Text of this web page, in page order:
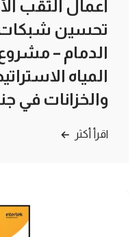
أعمال الثقب
تحسين شبكات
المياه
والخزانات
اقرأ أكثر